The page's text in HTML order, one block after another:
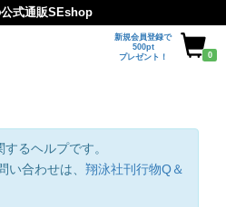
式通販SEshop
新規会員登録で
500pt
プレゼント！
0
るヘルプです。
い合わせは、 翔泳社刊行物Q＆